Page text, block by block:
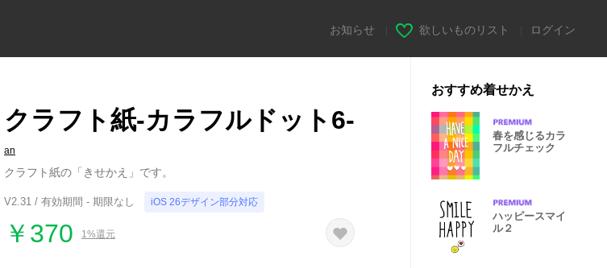
お知らせ 欲しいものリスト ログイン
クラフト紙-カラフルドット6-
an
クラフト紙の「きせかえ」です。
V2.31 / 有効期間 - 期限なし iOS 26デザイン部分対応
￥370 1%還元
おすすめ着せかえ
春を感じるカラ
フルチェック
ハッピースマイ
ル２